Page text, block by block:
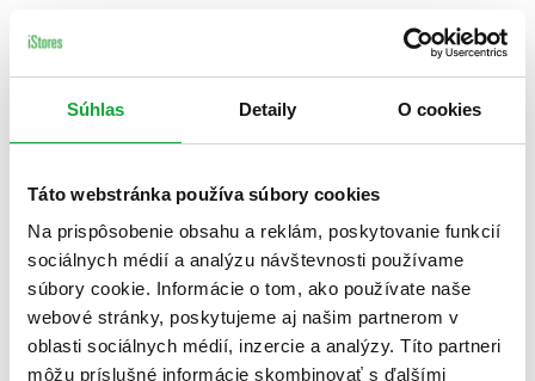
Súhlas Detaily O cookies
Táto webstránka používa súbory cookies
Na prispôsobenie obsahu a reklám, poskytovanie funkcií
sociálnych médií a analýzu návštevnosti používame
súbory cookie. Informácie o tom, ako používate naše
webové stránky, poskytujeme aj našim partnerom v
oblasti sociálnych médií, inzercie a analýzy. Títo partneri
môžu príslušné informácie skombinovať s ďalšími